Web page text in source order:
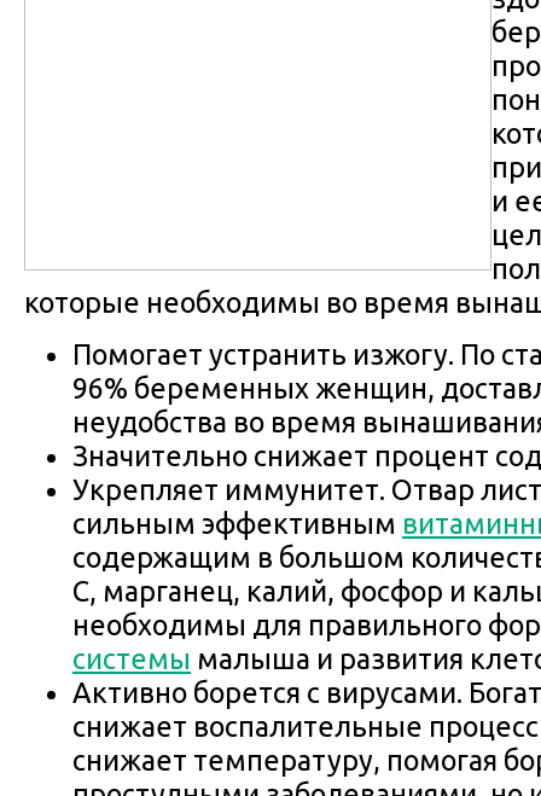
и
которые необходимы во время
Помогает устранить изжогу. По
96% беременных женщин,
неудобства во время
Значительно снижает процент
Укрепляет иммунитет. Отвар
сильным эффективным
содержащим в большом
С, марганец, калий, фосфор и
необходимы для правильного
системы малыша и развития
Активно борется с вирусами.
снижает воспалительные
снижает температуру, помогая